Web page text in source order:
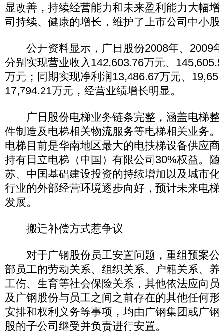
显改善，持续经营能力和未来盈利能力大幅
司持续、健康的增长，维护了上市公司中小
公开资料显示，广日股份2008年、2009
分别实现营业收入142,603.76万元、
万元；同期实现净利润13,486.67万元、
17,794.21万元，经营业绩增长明显。
广日股份电梯业务链条完整，涵盖电梯
件制造及电梯相关物流服务等电梯相关业务
电梯目前是华南地区最大的电扶梯设备供应
持有日立电梯（中国）有限公司30%权益。
苏、中国基础建设投资的持续增加以及城市
行业的外部经营环境逐步向好，预计未来电
发展。
搬迁补偿方式惹争议
对于广钢股份员工安置问题，重组预案
部员工的劳动关系、组织关系、户籍关系、
工伤、生育等社会保险关系，其他依法应向
及广钢股份与员工之间之前存在的其他任何
安排和权利义务等事项，均由广钢集团或广
股的子公司继受并负责进行安置。